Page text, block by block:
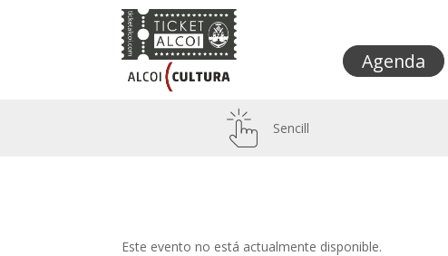
Agenda
Sencill
Este evento no está actualmente disponible.